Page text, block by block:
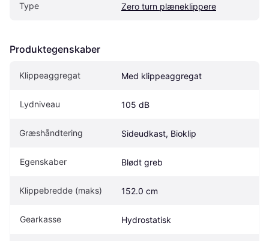
Type Zero turn plæneklippere
Produktegenskaber
Klippeaggregat Med klippeaggregat
Lydniveau 105 dB
Græshåndtering Sideudkast, Bioklip
Egenskaber Blødt greb
Klippebredde (maks) 152.0 cm
Gearkasse Hydrostatisk